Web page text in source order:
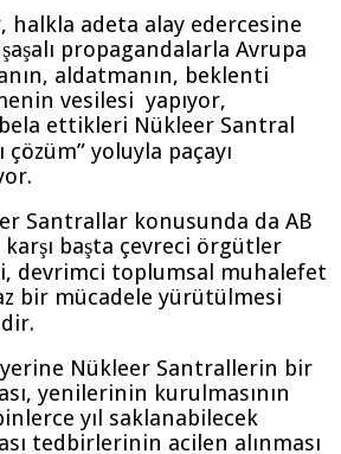
halkla adeta alay edercesine
propagandalarla Avrupa
aldatmanın, beklenti
vesilesi yapıyor,
bela ettikleri Nükleer Santral
çözüm” yoluyla paçayı
Santrallar konusunda da AB
başta çevreci örgütler
devrimci toplumsal muhalefet
bir mücadele yürütülmesi
yerine Nükleer Santrallerin bir
yenilerinin kurulmasının
yıl saklanabilecek
tedbirlerinin acilen alınması